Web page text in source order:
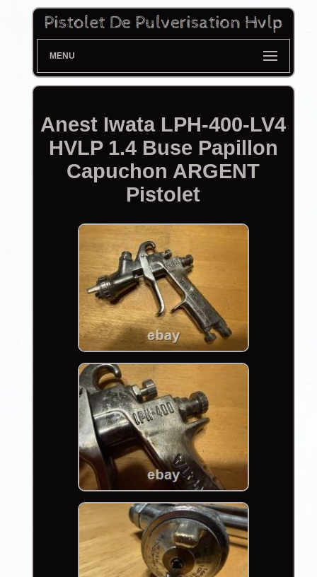
MENU
Anest Iwata LPH-400-LV4
HVLP 1.4 Buse Papillon
Capuchon ARGENT
Pistolet